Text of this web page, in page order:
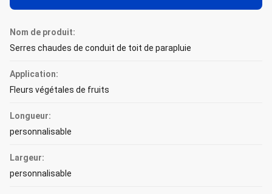
Nom de produit:
Serres chaudes de conduit de toit de parapluie
Application:
Fleurs végétales de fruits
Longueur:
personnalisable
Largeur:
personnalisable